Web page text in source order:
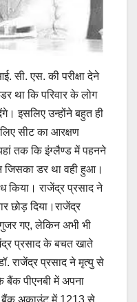
सी. एस. की परीक्षा देने
था कि परिवार के लोग
इसलिए उन्होंने बहुत ही
सीट का आरक्षण
तक कि इंग्लैण्ड में पहनने
जिसका डर था वही हुआ।
किया। राजेंद्र प्रसाद ने
छोड़ दिया।राजेंद्र
गए, लेकिन अभी भी
प्रसाद के बचत खाते
राजेंद्र प्रसाद ने मृत्यु से
बैंक पीएनबी में अपना